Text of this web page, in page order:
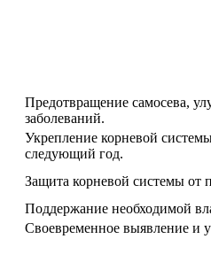
Предотвращение самосева,
заболеваний.
Укрепление корневой
следующий год.
Защита корневой системы от
Поддержание необходимой
Своевременное выявление и